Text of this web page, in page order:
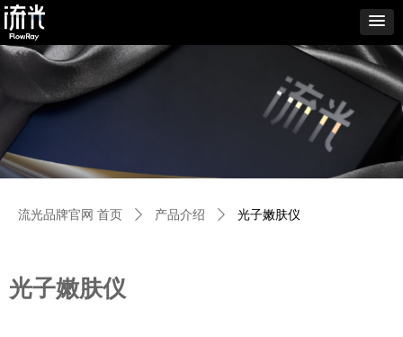
流光品牌官网 首页 ꄲ 产品介绍 ꄲ 光子嫩肤仪
光子嫩肤仪